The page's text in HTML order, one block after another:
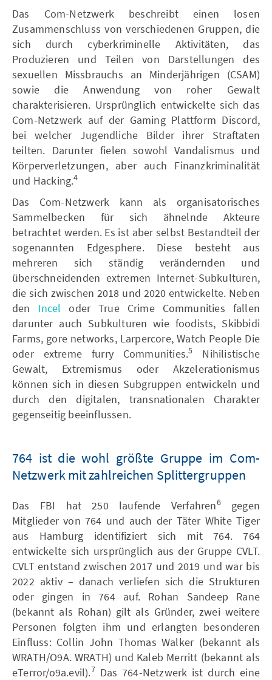
Das Com-Netzwerk beschreibt einen losen
Zusammenschluss von verschiedenen Gruppen, die
sich durch cyberkriminelle Aktivitäten, das
Produzieren und Teilen von Darstellungen des
sexuellen Missbrauchs an Minderjährigen (CSAM)
sowie die Anwendung von roher Gewalt
charakterisieren. Ursprünglich entwickelte sich das
Com-Netzwerk auf der Gaming Plattform Discord,
bei welcher Jugendliche Bilder ihrer Straftaten
teilten. Darunter fielen sowohl Vandalismus und
Körperverletzungen, aber auch Finanzkriminalität
und Hacking.4
Das Com-Netzwerk kann als organisatorisches
Sammelbecken für sich ähnelnde Akteure
betrachtet werden. Es ist aber selbst Bestandteil der
sogenannten Edgesphere. Diese besteht aus
mehreren sich ständig verändernden und
überschneidenden extremen Internet-Subkulturen,
die sich zwischen 2018 und 2020 entwickelte. Neben
den Incel oder True Crime Communities fallen
darunter auch Subkulturen wie foodists, Skibbidi
Farms, gore networks, Larpercore, Watch People Die
oder extreme furry Communities.5
Nihilistische
Gewalt, Extremismus oder Akzelerationismus
können sich in diesen Subgruppen entwickeln und
durch den digitalen, transnationalen Charakter
gegenseitig beeinflussen.
764 ist die wohl größte Gruppe im Com-
Netzwerk mit zahlreichen Splittergruppen
Das FBI hat 250 laufende Verfahren6gegen
Mitglieder von 764 und auch der Täter White Tiger
aus Hamburg identifiziert sich mit 764. 764
entwickelte sich ursprünglich aus der Gruppe CVLT.
CVLT entstand zwischen 2017 und 2019 und war bis
2022 aktiv – danach verliefen sich die Strukturen
oder gingen in 764 auf. Rohan Sandeep Rane
(bekannt als Rohan) gilt als Gründer, zwei weitere
Personen folgten ihm und erlangten besonderen
Einfluss: Collin John Thomas Walker (bekannt als
WRATH/O9A. WRATH) und Kaleb Merritt (bekannt als
eTerror/o9a.evil).7 Das 764-Netzwerk ist durch eine